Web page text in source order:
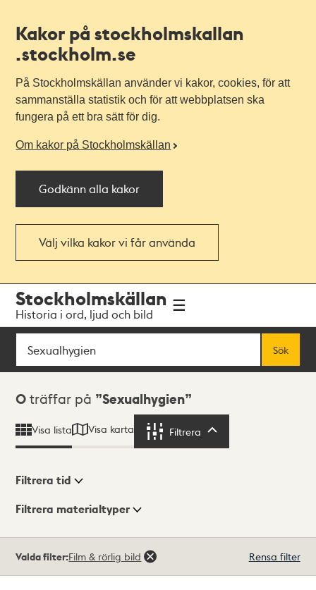
Kakor på stockholmskallan
.stockholm.se
På Stockholmskällan använder vi kakor, cookies, för att
sammanställa statistik och för att webbplatsen ska
fungera på ett bra sätt för dig.
Om kakor på Stockholmskällan
Godkänn alla kakor
Välj vilka kakor vi får använda
navigationen
huvudinnehållet
Stockholmskällan
Historia i ord, ljud och bild
Sök
Sök
Sökresultat
0 träffar på Sexualhygien
Visa lista Visa karta Filtrera
Visningsläge
Filtrera tid
Filtrera materialtyper
träffar
Valda filter:Film & rörlig bild Rensa filter